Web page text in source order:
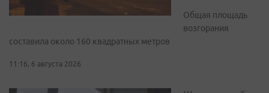
Общая площадь
возгорания
составила около 160 квадратных метров
11:16, 6 августа 2026